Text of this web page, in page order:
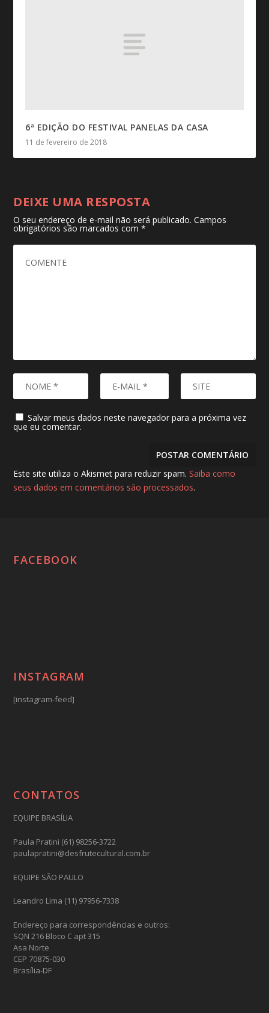
6ª EDIÇÃO DO FESTIVAL PANELAS DA CASA
11 de fevereiro de 2018
DEIXE UMA RESPOSTA
O seu endereço de e-mail não será publicado. Campos
obrigatórios são marcados com*
Salvar meus dados neste navegador para a próxima vez
que eu comentar.
Este site utiliza o Akismet para reduzir spam.Saiba como
seus dados em comentários são processados.
FACEBOOK
INSTAGRAM
[instagram-feed]
CONTATOS
EQUIPE BRASÍLIA
Paula Pratini (61) 98256-3722
paulapratini@desfrutecultural.com.br
EQUIPE SÃO PAULO
Leandro Lima (11) 97956-7338
Endereço para correspondências e outros:
SQN 216 Bloco C apt 315
Asa Norte
CEP 70875-030
Brasília-DF